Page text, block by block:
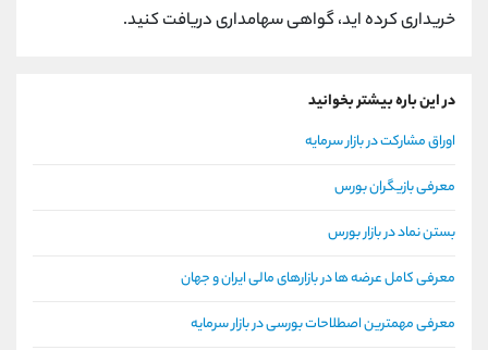
خریداری کرده اید، گواهی سهامداری دریافت کنید.
در این باره بیشتر بخوانید
اوراق مشارکت در بازار سرمایه
معرفی بازیگران بورس
بستن نماد در بازار بورس
معرفی کامل عرضه ها در بازارهای مالی ایران و جهان
معرفی مهمترین اصطلاحات بورسی در بازار سرمایه